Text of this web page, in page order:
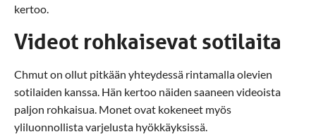
kertoo.
Videot rohkaisevat sotilaita
Chmut on ollut pitkään yhteydessä rintamalla olevien
sotilaiden kanssa. Hän kertoo näiden saaneen videoista
paljon rohkaisua. Monet ovat kokeneet myös
yliluonnollista varjelusta hyökkäyksissä.